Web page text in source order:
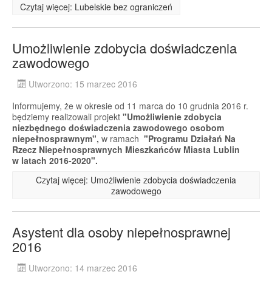
Czytaj więcej: Lubelskie bez ograniczeń
Umożliwienie zdobycia doświadczenia
zawodowego
Utworzono: 15 marzec 2016
Informujemy, że w okresie od 11 marca do 10 grudnia 2016 r.
będziemy realizowali projekt "Umożliwienie zdobycia
niezbędnego doświadczenia zawodowego osobom
niepełnosprawnym", w ramach "Programu Działań Na
Rzecz Niepełnosprawnych Mieszkańców Miasta Lublin
w latach 2016-2020".
Czytaj więcej: Umożliwienie zdobycia doświadczenia
zawodowego
Asystent dla osoby niepełnosprawnej
2016
Utworzono: 14 marzec 2016